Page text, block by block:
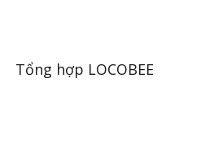
Tổng hợp LOCOBEE